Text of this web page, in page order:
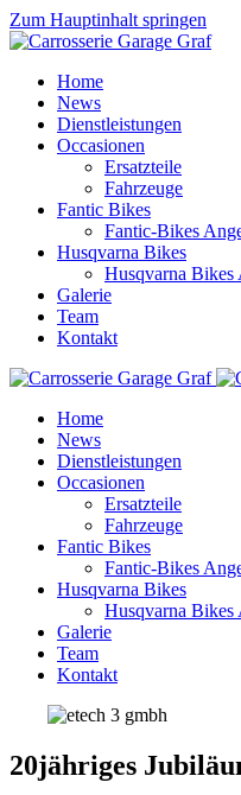
Zum Hauptinhalt springen
Home
News
Dienstleistungen
Occasionen
Ersatzteile
Fahrzeuge
Fantic Bikes
Fantic-Bikes
Husqvarna Bikes
Husqvarna Bikes
Galerie
Team
Kontakt
Home
News
Dienstleistungen
Occasionen
Ersatzteile
Fahrzeuge
Fantic Bikes
Fantic-Bikes
Husqvarna Bikes
Husqvarna Bikes
Galerie
Team
Kontakt
20jähriges